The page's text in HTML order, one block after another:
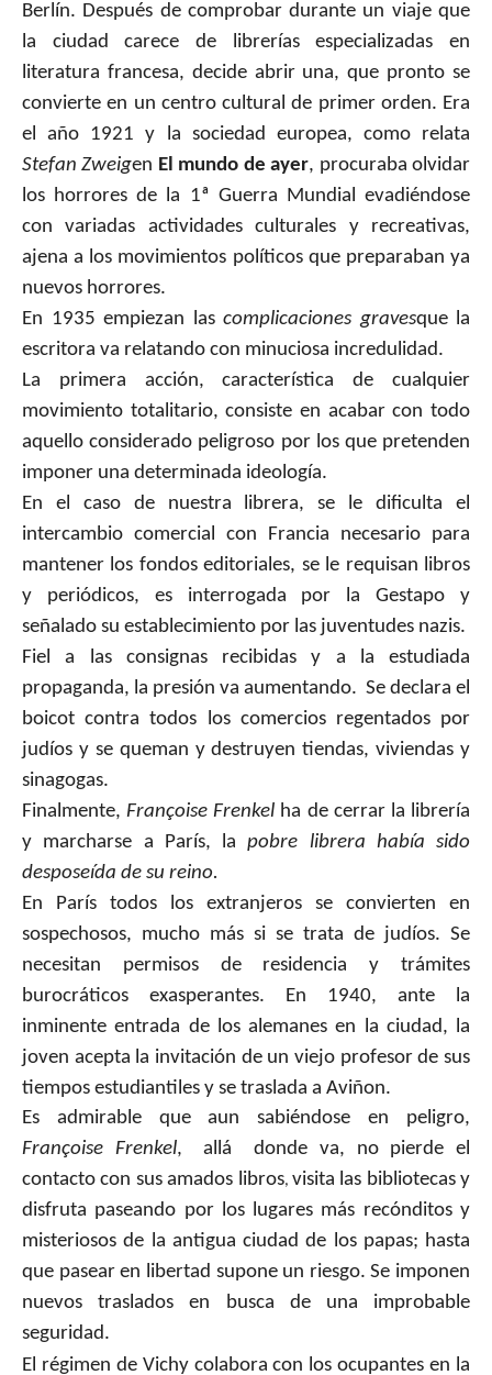
Berlín. Después de comprobar durante un viaje que
la ciudad carece de librerías especializadas en
literatura francesa, decide abrir una, que pronto se
convierte en un centro cultural de primer orden. Era
el año 1921 y la sociedad europea, como relata
Stefan Zweigen El mundo de ayer, procuraba olvidar
los horrores de la 1ª Guerra Mundial evadiéndose
con variadas actividades culturales y recreativas,
ajena a los movimientos políticos que preparaban ya
nuevos horrores.
En 1935 empiezan las complicaciones gravesque la
escritora va relatando con minuciosa incredulidad.
La primera acción, característica de cualquier
movimiento totalitario, consiste en acabar con todo
aquello considerado peligroso por los que pretenden
imponer una determinada ideología.
En el caso de nuestra librera, se le dificulta el
intercambio comercial con Francia necesario para
mantener los fondos editoriales, se le requisan libros
y periódicos, es interrogada por la Gestapo y
señalado su establecimiento por las juventudes nazis.
Fiel a las consignas recibidas y a la estudiada
propaganda, la presión va aumentando. Se declara el
boicot contra todos los comercios regentados por
judíos y se queman y destruyen tiendas, viviendas y
sinagogas.
Finalmente,Françoise Frenkel ha de cerrar la librería
y marcharse a París, lapobre librera había sido
desposeída de su reino.
En París todos los extranjeros se convierten en
sospechosos, mucho más si se trata de judíos. Se
necesitan permisos de residencia y trámites
burocráticos exasperantes. En 1940, ante la
inminente entrada de los alemanes en la ciudad, la
joven acepta la invitación de un viejo profesor de sus
tiempos estudiantiles y se traslada a Aviñon.
Es admirable que aun sabiéndose en peligro,
Françoise Frenkel, allá
donde va, no pierde el
contacto con sus amados libros, visita las bibliotecas y
disfruta paseando por los lugares más recónditos y
misteriosos de la antigua ciudad de los papas; hasta
que pasear en libertad supone un riesgo. Se imponen
nuevos traslados en busca de una improbable
seguridad.
El régimen de Vichy colabora con los ocupantes en la